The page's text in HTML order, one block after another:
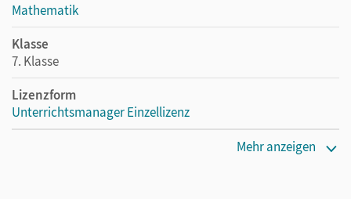
Mathematik
Klasse
7. Klasse
Lizenzform
Unterrichtsmanager Einzellizenz
Mehr anzeigen